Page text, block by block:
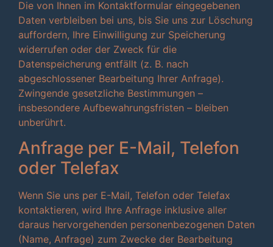
Die von Ihnen im Kontaktformular eingegebenen
Daten verbleiben bei uns, bis Sie uns zur Löschung
auffordern, Ihre Einwilligung zur Speicherung
widerrufen oder der Zweck für die
Datenspeicherung entfällt (z. B. nach
abgeschlossener Bearbeitung Ihrer Anfrage).
Zwingende gesetzliche Bestimmungen –
insbesondere Aufbewahrungsfristen – bleiben
unberührt.
Anfrage per E-Mail, Telefon
oder Telefax
Wenn Sie uns per E-Mail, Telefon oder Telefax
kontaktieren, wird Ihre Anfrage inklusive aller
daraus hervorgehenden personenbezogenen Daten
(Name, Anfrage) zum Zwecke der Bearbeitung